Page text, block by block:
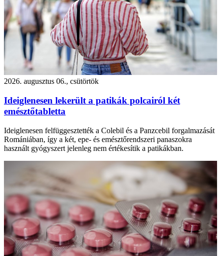
2026. augusztus 06., csütörtök
Ideiglenesen lekerült a patikák polcairól két
emésztőtabletta
Ideiglenesen felfüggesztették a Colebil és a Panzcebil forgalmazását
Romániában, így a két, epe- és emésztőrendszeri panaszokra
használt gyógyszert jelenleg nem értékesítik a patikákban.